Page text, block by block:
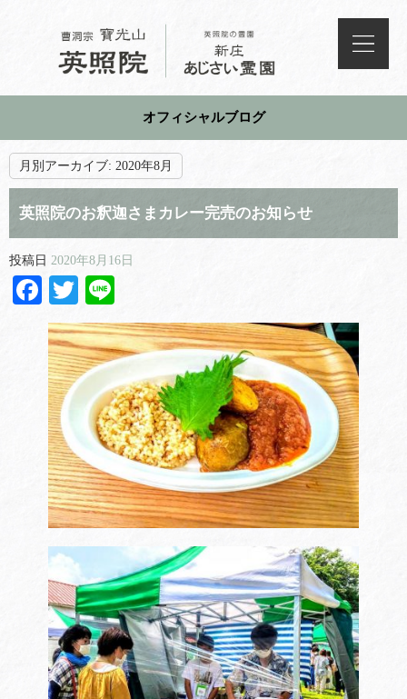
オフィシャルブログ
月別アーカイブ: 2020年8月
英照院のお釈迦さまカレー完売のお知らせ
投稿日 2020年8月16日
Facebook
Twitter